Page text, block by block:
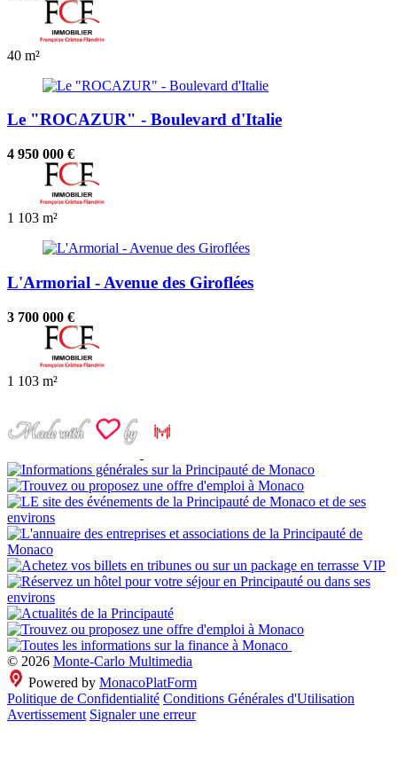
40 m²
Le "ROCAZUR" - Boulevard d'Italie
4 950 000 €
1 103 m²
L'Armorial - Avenue des Giroflées
3 700 000 €
1 103 m²
© 2026 Monte-Carlo Multimedia
Powered by MonacoPlatForm
Politique de Confidentialité Conditions Générales d'Utilisation
Avertissement Signaler une erreur